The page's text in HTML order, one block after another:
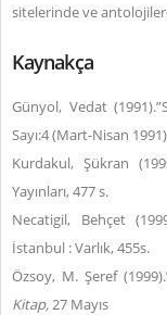
sitelerinde ve
Kaynakça
Günyol, Vedat
Sayı:4 (Mart-Nisan 1991)
Kurdakul, Şükran
Yayınları, 477 s.
Necatigil, Behçet
İstanbul : Varlık, 455s.
Özsoy, M. Şeref
Kitap,27 Mayıs